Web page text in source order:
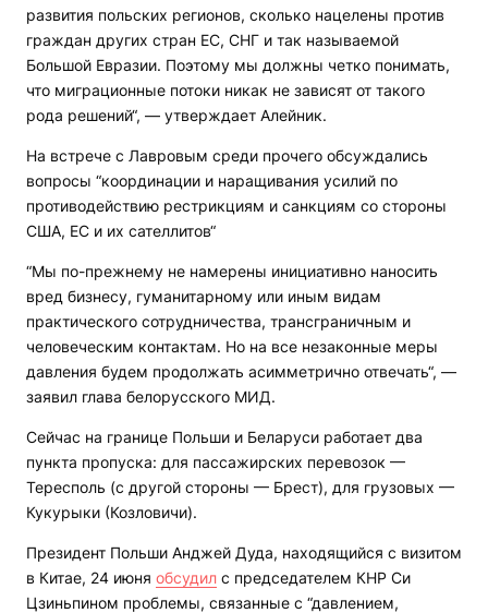
развития польских регионов, сколько нацелены против
граждан других стран ЕС, СНГ и так называемой
Большой Евразии. Поэтому мы должны четко понимать,
что миграционные потоки никак не зависят от такого
рода решений“, — утверждает Алейник.
На встрече с Лавровым среди прочего обсуждались
вопросы “координации и наращивания усилий по
противодействию рестрикциям и санкциям со стороны
США, ЕС и их сателлитов“
“Мы по-прежнему не намерены инициативно наносить
вред бизнесу, гуманитарному или иным видам
практического сотрудничества, трансграничным и
человеческим контактам. Но на все незаконные меры
давления будем продолжать асимметрично отвечать“, —
заявил глава белорусского МИД.
Сейчас на границе Польши и Беларуси работает два
пункта пропуска: для пассажирских перевозок —
Тересполь (с другой стороны — Брест), для грузовых —
Кукурыки (Козловичи).
Президент Польши Анджей Дуда, находящийся с визитом
в Китае, 24 июня обсудил с председателем КНР Си
Цзиньпином проблемы, связанные с “давлением,